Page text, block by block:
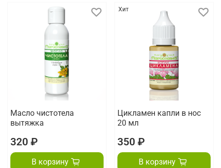
Масло чистотела
вытяжка
320 ₽
В корзину
Хит
Цикламен капли в нос
20 мл
350 ₽
В корзину